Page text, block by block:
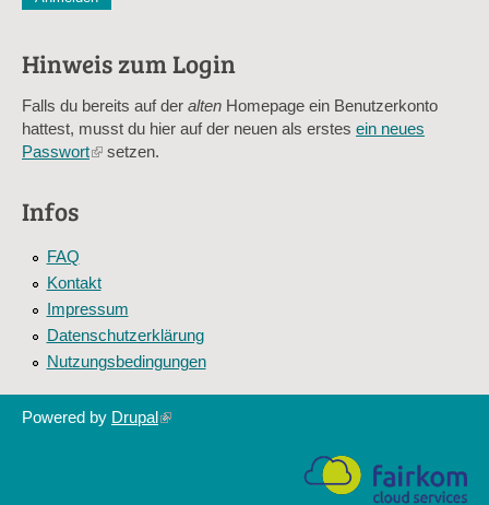
Diese Sicherheitsfrage überprüft, ob Sie ein menschlicher
Sag mir nicht, wie viele Sternlein stehen
Hinweis zum Login
Falls du bereits auf der alten Homepage ein Benutzerkonto
hattest, musst du hier auf der neuen als erstes ein neues
Passwort(linksetzen.
Infos
FAQ
Kontakt
Impressum
Datenschutzerklärung
Nutzungsbedingungen
Powered by Drupal(link